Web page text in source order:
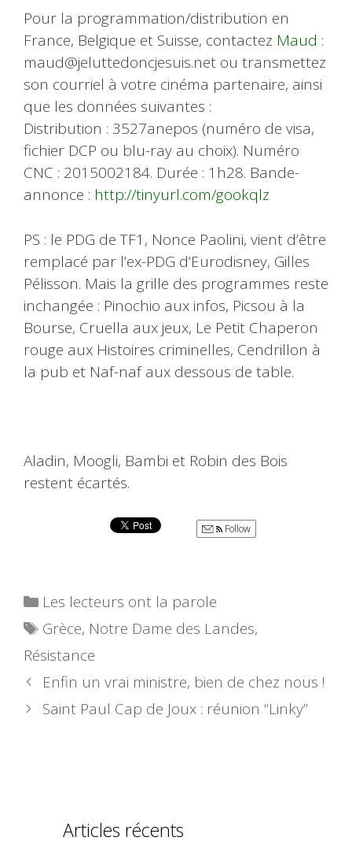
Pour la programmation/distribution en
France, Belgique et Suisse, contactez Maud :
maud@jeluttedoncjesuis.net ou transmettez
son courriel à votre cinéma partenaire, ainsi
que les données suivantes :
Distribution : 3527anepos (numéro de visa,
fichier DCP ou blu-ray au choix). Numéro
CNC : 2015002184. Durée : 1h28. Bande-
annonce : http://tinyurl.com/gookqlz
PS : le PDG de TF1, Nonce Paolini, vient d’être
remplacé par l’ex-PDG d’Eurodisney, Gilles
Pélisson. Mais la grille des programmes reste
inchangée : Pinochio aux infos, Picsou à la
Bourse, Cruella aux jeux, Le Petit Chaperon
rouge aux Histoires criminelles, Cendrillon à
la pub et Naf-naf aux dessous de table.
Aladin, Moogli, Bambi et Robin des Bois
restent écartés.
Follow
Catégories
Les lecteurs ont la parole
Étiquettes
Grèce, Notre Dame des Landes,
Résistance
Enfin un vrai ministre, bien de chez nous !
Saint Paul Cap de Joux : réunion “Linky”
Articles récents